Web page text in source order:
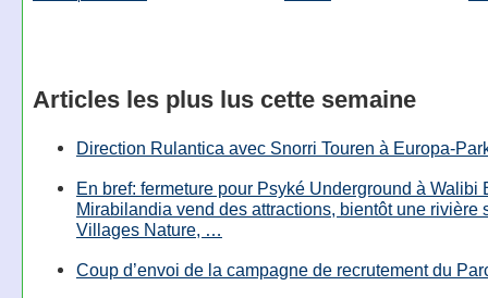
Articles les plus lus cette semaine
Direction Rulantica avec Snorri Touren à Europa-
En bref: fermeture pour Psyké Underground à Walibi
Mirabilandia vend des attractions, bientôt une rivière
Villages Nature, …
Coup d’envoi de la campagne de recrutement du